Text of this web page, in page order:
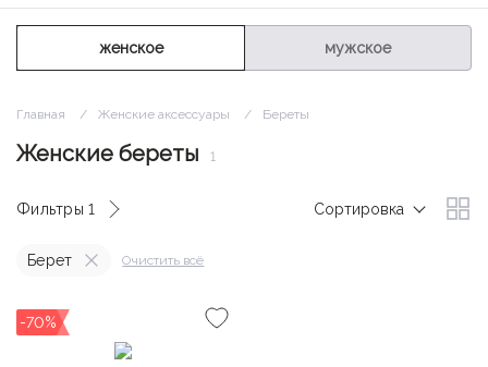
женское мужское
Главная Женские аксессуары Береты
Женские береты 1
Фильтры 1 Сортировка
Берет Очистить всё
-70%